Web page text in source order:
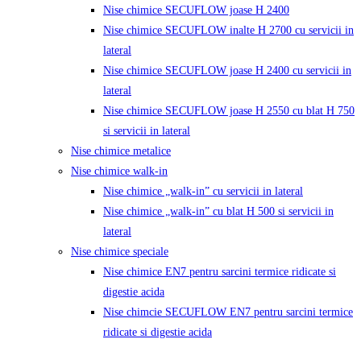
Nise chimice SECUFLOW joase H 2400
Nise chimice SECUFLOW inalte H 2700 cu servicii in
lateral
Nise chimice SECUFLOW joase H 2400 cu servicii in
lateral
Nise chimice SECUFLOW joase H 2550 cu blat H 750
si servicii in lateral
Nise chimice metalice
Nise chimice walk-in
Nise chimice „walk-in” cu servicii in lateral
Nise chimice „walk-in” cu blat H 500 si servicii in
lateral
Nise chimice speciale
Nise chimice EN7 pentru sarcini termice ridicate si
digestie acida
Nise chimcie SECUFLOW EN7 pentru sarcini termice
ridicate si digestie acida